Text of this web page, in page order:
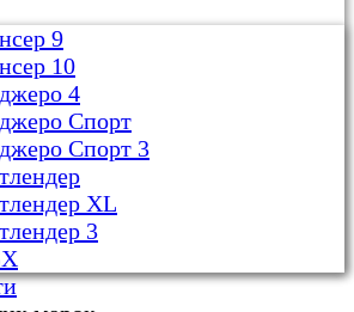
9
10
4
Спорт
Спорт 3
ХL
3